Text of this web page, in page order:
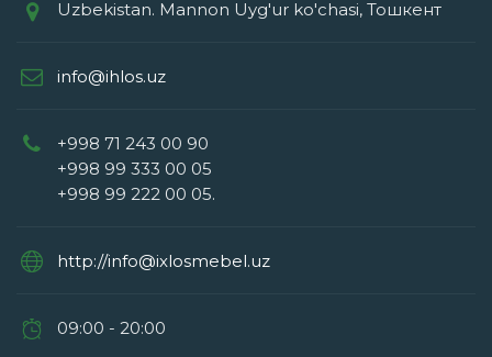
Uzbekistan. Mannon Uyg'ur ko'chasi, Тошкент
info@ihlos.uz
+998 71 243 00 90
+998 99 333 00 05
+998 99 222 00 05.
http://info@ixlosmebel.uz
09:00 - 20:00